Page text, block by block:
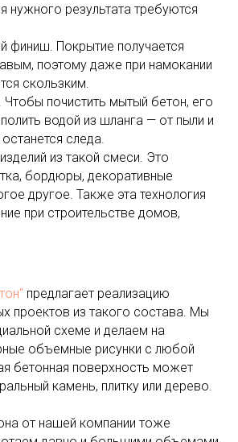
нужного результата требуются
финиш. Покрытие получается
поэтому даже при намокании
скользким.
Чтобы почистить мытый бетон, его
водой из шланга — от пыли и
следа.
из такой смеси. Это
бордюры, декоративные
другое. Также эта технология
при строительстве домов,
предлагает реализацию
проектов из такого состава. Мы
схеме и делаем на
объемные рисунки с любой
бетонная поверхность может
камень, плитку или дерево.
от нашей компании тоже